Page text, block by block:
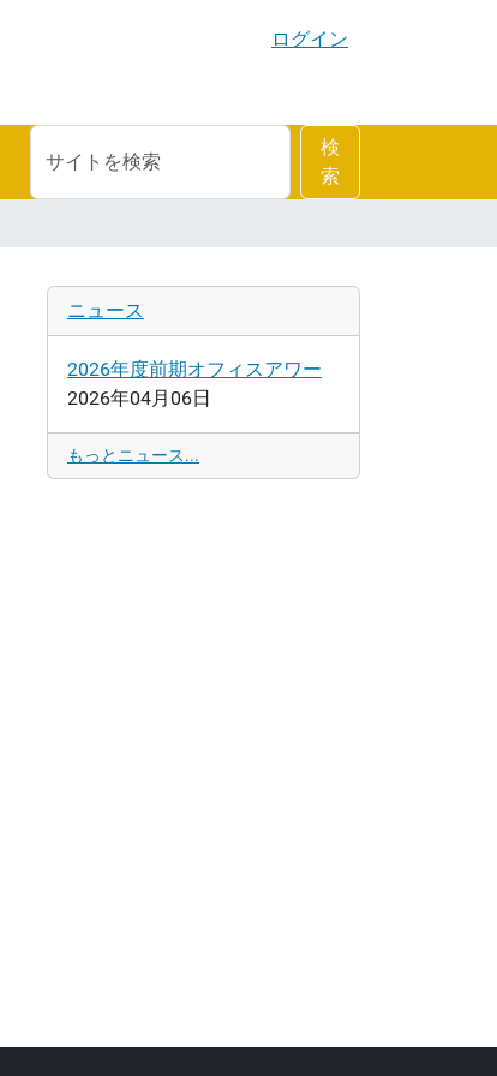
ログイン
サ
イ
ト
検
索
詳
細
検
ニュース
2026年度前期オフィスアワー
2026年04月06日
もっとニュース...